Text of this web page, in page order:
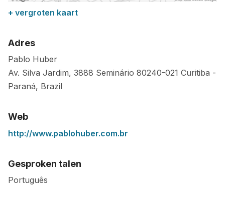
+ vergroten kaart
Adres
Pablo Huber
Av. Silva Jardim, 3888 Seminário 80240-021 Curitiba -
Paraná, Brazil
Web
http://www.pablohuber.com.br
Gesproken talen
Português